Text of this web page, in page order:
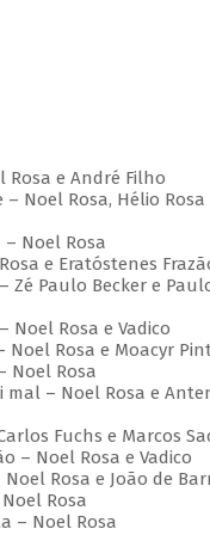
Rosa e André Filho
– Noel Rosa, Hélio Rosa
Noel Rosa
e Eratóstenes
Zé Paulo Becker e
Noel Rosa e Vadico
Noel Rosa e Moacyr
Noel Rosa
mal – Noel Rosa e
Fuchs e Marcos
– Noel Rosa e Vadico
Rosa e João de
Rosa
– Noel Rosa